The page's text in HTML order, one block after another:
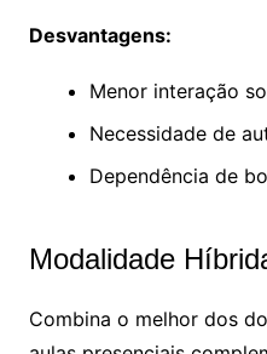
Desvantagens:
Menor interação
Necessidade de
Dependência de
Modalidade
Combina o melhor dos